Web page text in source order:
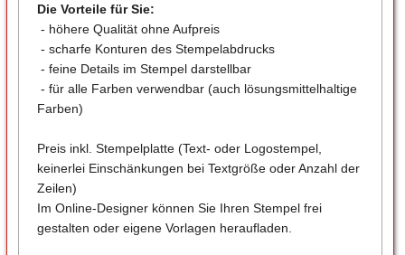
Die Vorteile für Sie:
- höhere Qualität ohne Aufpreis
- scharfe Konturen des Stempelabdrucks
- feine Details im Stempel darstellbar
- für alle Farben verwendbar (auch lösungsmittelhaltige
Farben)
Preis inkl. Stempelplatte (Text- oder Logostempel,
keinerlei Einschänkungen bei Textgröße oder Anzahl der
Zeilen)
Im Online-Designer können Sie Ihren Stempel frei
gestalten oder eigene Vorlagen heraufladen.